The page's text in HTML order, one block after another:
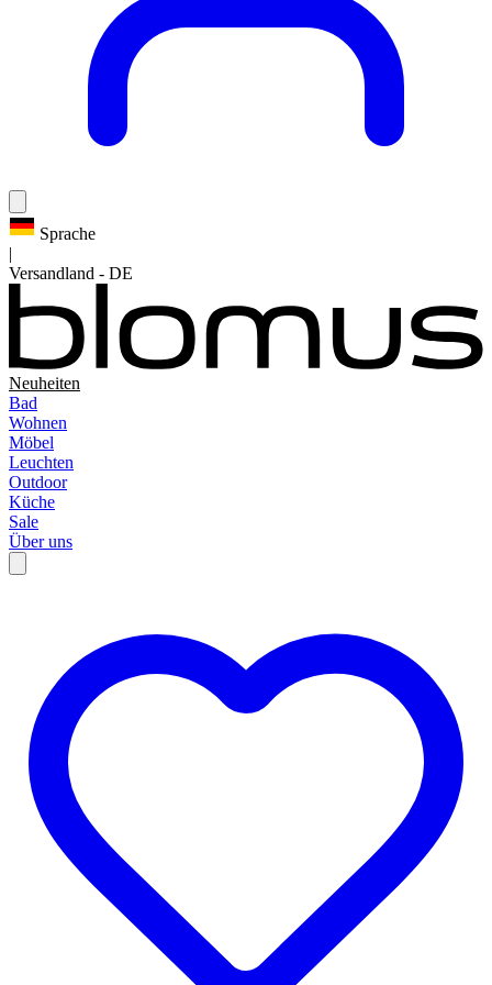
Sprache
|
Versandland - DE
Neuheiten
Bad
Wohnen
Möbel
Leuchten
Outdoor
Küche
Sale
Über uns